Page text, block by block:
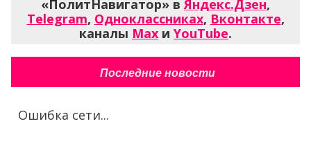
«ПолитНавигатор» в Яндекс.Дзен,
Telegram, Одноклассниках, Вконтакте,
каналы Max и YouTube.
Последние новости
Ошибка сети...